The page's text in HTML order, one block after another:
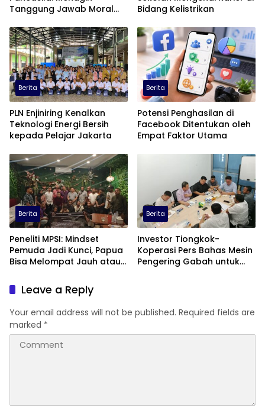
Tanggung Jawab Moral
Bidang Kelistrikan
Berita
PLN Enjiniring Kenalkan
Teknologi Energi Bersih
kepada Pelajar Jakarta
Berita
Potensi Penghasilan di
Facebook Ditentukan oleh
Empat Faktor Utama
Berita
Peneliti MPSI: Mindset
Pemuda Jadi Kunci, Papua
Bisa Melompat Jauh atau
Berita
Investor Tiongkok-
Koperasi Pers Bahas Mesin
Pengering Gabah untuk
Leave a Reply
Your email address will not be published. Required fields are
marked *